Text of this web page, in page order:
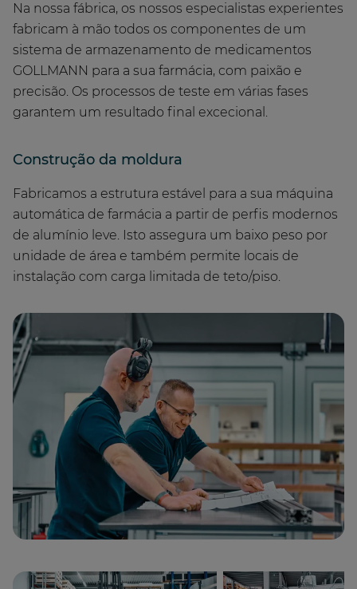
Na nossa fábrica, os nossos especialistas experientes
fabricam à mão todos os componentes de um
sistema de armazenamento de medicamentos
GOLLMANN para a sua farmácia, com paixão e
precisão. Os processos de teste em várias fases
garantem um resultado final excecional.
Construção da moldura
Fabricamos a estrutura estável para a sua máquina
automática de farmácia a partir de perfis modernos
de alumínio leve. Isto assegura um baixo peso por
unidade de área e também permite locais de
instalação com carga limitada de teto/piso.